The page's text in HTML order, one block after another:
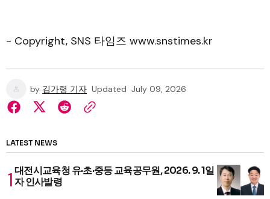
- Copyright, SNS 타임즈 www.snstimes.kr
by 김가령 기자 Updated July 09, 2026
LATEST NEWS
대전시교육청 유·초·중등 교육공무원, 2026. 9. 1일
자 인사발령